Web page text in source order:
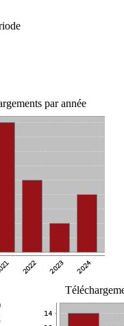
par année